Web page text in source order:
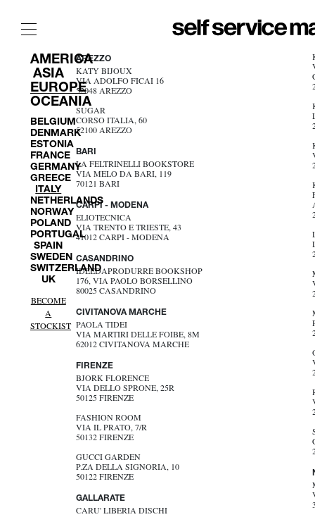
The Film Issue
The Index
The Shop
The Now
THE FASHION WEEK
THE DAILY OBSESSIONS
THE ESSENTIALS
THE STOCKISTS
LOGIN
ABOUT
/ SEARCH
AMERICA
ASIA
EUROPE
OCEANIA
BELGIUM
DENMARK
ESTONIA
FRANCE
GERMANY
GREECE
ITALY
NETHERLANDS
NORWAY
POLAND
PORTUGAL
SPAIN
SWEDEN
SWITZERLAND
UK
BECOME
A
STOCKIST
AREZZO
KATY BIJOUX
VIA ADOLFO FICAI 16
52048 AREZZO
SUGAR
CORSO ITALIA, 60
52100 AREZZO
BARI
LA FELTRINELLI BOOKSTORE
VIA MELO DA BARI, 119
70121 BARI
CARPI - MODENA
ELIOTECNICA
VIA TRENTO E TRIESTE, 43
41012 CARPI - MODENA
CASANDRINO
IDEEDAPRODURRE BOOKSHOP
176, VIA PAOLO BORSELLINO
80025 CASANDRINO
CIVITANOVA MARCHE
PAOLA TIDEI
VIA MARTIRI DELLE FOIBE, 8M
62012 CIVITANOVA MARCHE
FIRENZE
BJORK FLORENCE
VIA DELLO SPRONE, 25R
50125 FIRENZE
FASHION ROOM
VIA IL PRATO, 7/R
50132 FIRENZE
GUCCI GARDEN
P.ZA DELLA SIGNORIA, 10
50122 FIRENZE
GALLARATE
CARU' LIBERIA DISCHI